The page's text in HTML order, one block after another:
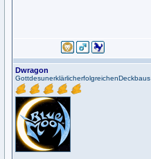
Dwragon
GottdesunerklärlicherfolgreichenDeckbaus